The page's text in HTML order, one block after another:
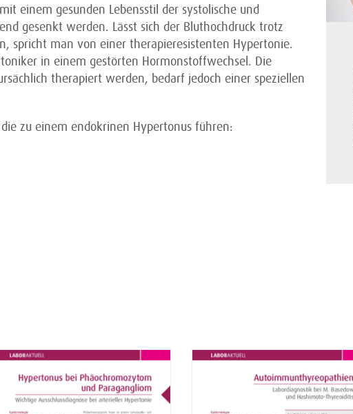
einem gesunden Lebensstil der systolische und
gesenkt werden. Lässt sich der Bluthochdruck trotz
spricht man von einer therapieresistenten Hypertonie.
in einem gestörten Hormonstoffwechsel. Die
therapiert werden, bedarf jedoch einer speziellen
zu einem endokrinen Hypertonus führen: